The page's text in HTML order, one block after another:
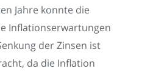
Jahre konnte die
Inflationserwartungen
der Zinsen ist
da die Inflation